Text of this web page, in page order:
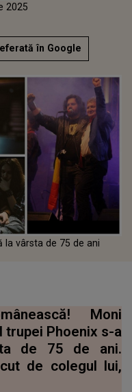
2025
în Google
la vârsta de 75 de ani
Moni
trupei Phoenix s-a
de 75 de ani.
de colegul lui,